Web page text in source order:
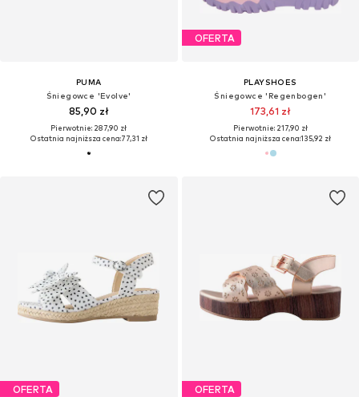
PUMA
Śniegowce 'Evolve'
85,90 zł
Pierwotnie: 287,90 zł
Ostatnia najniższa cena:77,31 zł
OFERTA
PLAYSHOES
Śniegowce 'Regenbogen'
173,61 zł
Pierwotnie: 217,90 zł
Ostatnia najniższa cena:135,92 zł
OFERTA OFERTA